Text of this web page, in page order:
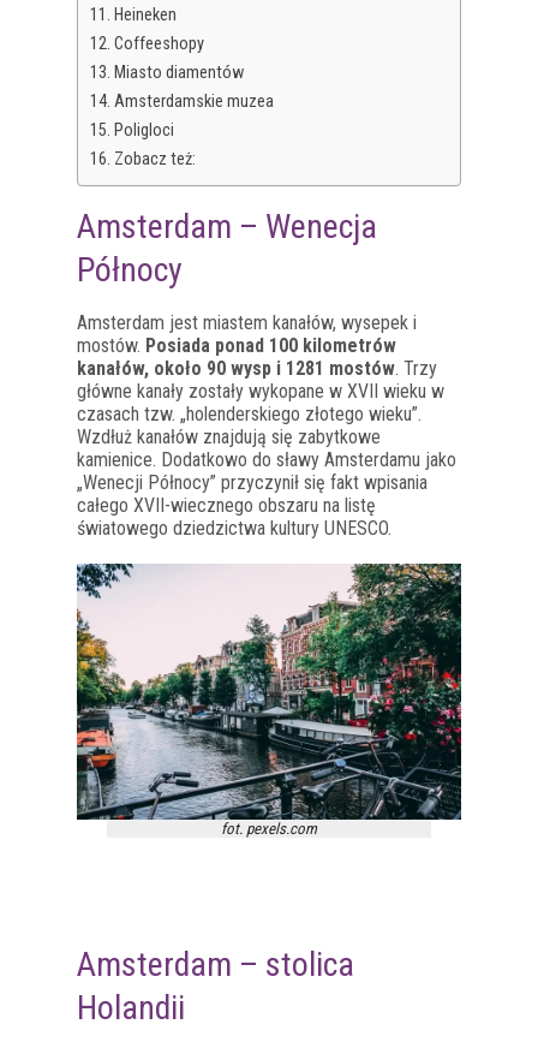
Heineken
Coffeeshopy
Miasto diamentów
Amsterdamskie muzea
Poligloci
Zobacz też:
Amsterdam – Wenecja
Północy
Amsterdam jest miastem kanałów, wysepek i
mostów. Posiada ponad 100 kilometrów
kanałów, około 90 wysp i 1281 mostów. Trzy
główne kanały zostały wykopane w XVII wieku w
czasach tzw. „holenderskiego złotego wieku”.
Wzdłuż kanałów znajdują się zabytkowe
kamienice. Dodatkowo do sławy Amsterdamu jako
„Wenecji Północy” przyczynił się fakt wpisania
całego XVII-wiecznego obszaru na listę
światowego dziedzictwa kultury UNESCO.
fot. pexels.com
Amsterdam – stolica
Holandii